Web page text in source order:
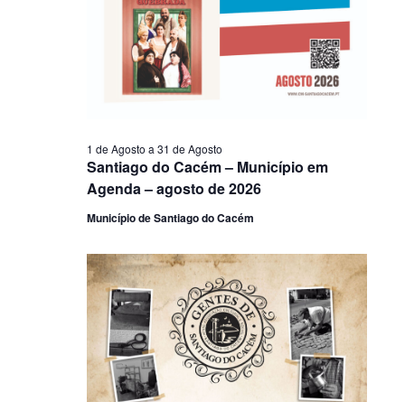
Santiago do Cacém – Município em
Agenda – agosto de 2026
1 de Agosto a 31 de Agosto
Município de Santiago do Cacém